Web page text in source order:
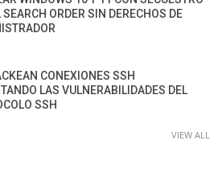
SEARCH ORDER SIN DERECHOS DE
CONEXIONES SSH
LAS VULNERABILIDADES DEL
SSH
VIEW ALL